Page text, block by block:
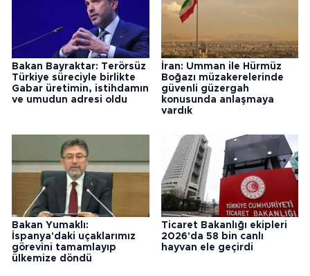
Bakan Bayraktar: Terörsüz
Türkiye süreciyle birlikte
Gabar üretimin, istihdamın
ve umudun adresi oldu
İran: Umman ile Hürmüz
Boğazı müzakerelerinde
güvenli güzergah
konusunda anlaşmaya
vardık
Bakan Yumaklı:
İspanya'daki uçaklarımız
görevini tamamlayıp
ülkemize döndü
Ticaret Bakanlığı ekipleri
2026'da 58 bin canlı
hayvan ele geçirdi